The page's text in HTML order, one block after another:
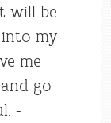
will be
my
me
go
-